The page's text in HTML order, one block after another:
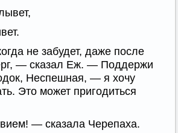
не забудет, даже после
— сказал Еж. — Поддержи
Неспешная, — я хочу
Это может пригодиться
— сказала Черепаха.